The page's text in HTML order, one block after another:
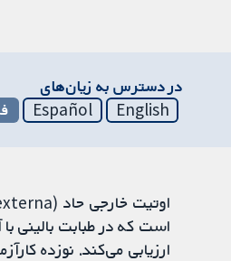
در دسترس به زیان‌های
English
Español
است که در طبابت بالینی